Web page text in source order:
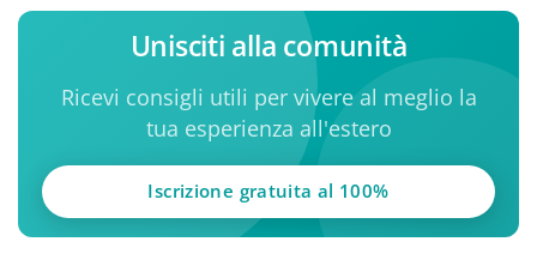
Unisciti alla comunità
Ricevi consigli utili per vivere al meglio la
tua esperienza all'estero
Iscrizione gratuita al 100%